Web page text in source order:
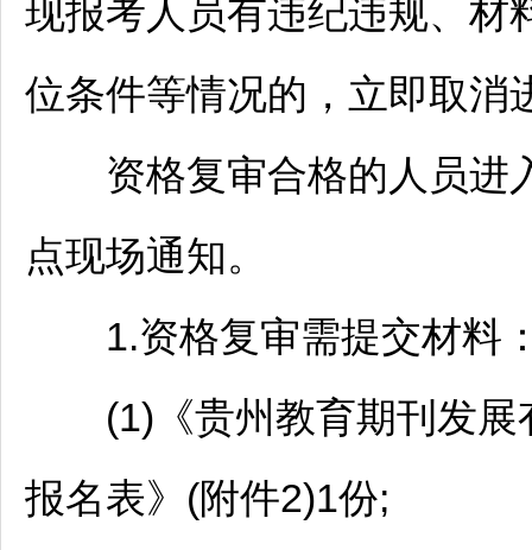
现报考人员有违纪违规、材
位条件等情况的，立即取消
资格复审合格的人员进
点现场通知。
1.资格复审需提交材料
(1)《贵州教育期刊发展
报名表》(附件2)1份;